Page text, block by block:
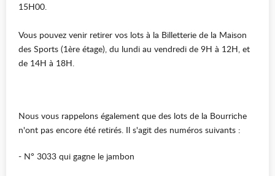
15H00.
Vous pouvez venir retirer vos lots à la Billetterie de la Maison
des Sports (1ère étage), du lundi au vendredi de 9H à 12H, et
de 14H à 18H.
Nous vous rappelons également que des lots de la Bourriche
n'ont pas encore été retirés. Il s'agit des numéros suivants :
- N° 3033 qui gagne le jambon